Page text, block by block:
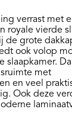
verrast met
royale vierde
de grote
ook volop
slaapkamer.
met
en veel
Ook deze